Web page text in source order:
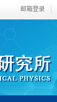
邮箱登录